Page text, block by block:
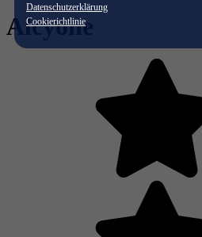
Datenschutzerklärung
Cookierichtlinie
Alcyone